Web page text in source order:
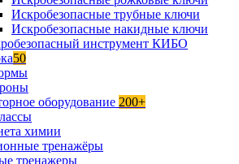
Искробезопасные трубные ключи
Искробезопасные накидные ключи
инструмент КИБО
50
оборудование 200+
химии
тренажёры
тренажеры